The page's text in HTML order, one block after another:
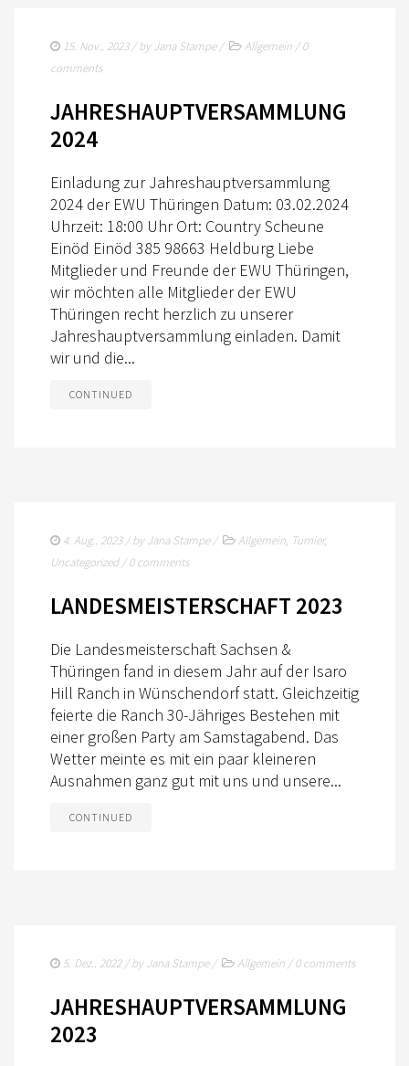
15. Nov.. 2023/ byJana Stampe/ Allgemein /0
comments
JAHRESHAUPTVERSAMMLUNG
2024
Einladung zur Jahreshauptversammlung
2024 der EWU Thüringen Datum: 03.02.2024
Uhrzeit: 18:00 Uhr Ort: Country Scheune
Einöd Einöd 385 98663 Heldburg Liebe
Mitglieder und Freunde der EWU Thüringen,
wir möchten alle Mitglieder der EWU
Thüringen recht herzlich zu unserer
Jahreshauptversammlung einladen. Damit
wir und die...
CONTINUED
4. Aug.. 2023/ byJana Stampe/ Allgemein, Turnier,
Uncategorized/0 comments
LANDESMEISTERSCHAFT 2023
Die Landesmeisterschaft Sachsen &
Thüringen fand in diesem Jahr auf der Isaro
Hill Ranch in Wünschendorf statt. Gleichzeitig
feierte die Ranch 30-Jähriges Bestehen mit
einer großen Party am Samstagabend. Das
Wetter meinte es mit ein paar kleineren
Ausnahmen ganz gut mit uns und unsere...
CONTINUED
5. Dez.. 2022/ byJana Stampe/ Allgemein /0 comments
JAHRESHAUPTVERSAMMLUNG
2023